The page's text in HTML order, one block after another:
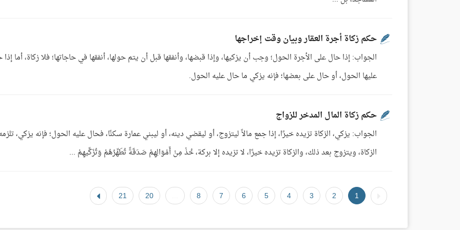
حكم زكاة أجرة العقار وبيان وقت إخراجها
الجواب: إذا حال على الأجرة الحول؛ وجب أن يزكيها، وإذا قبضها، وأنفقها قبل أن يتم حولها، أنفقها في حاجاتها؛ فلا زكاة، أما
عليها الحول، أو حال على بعضها؛ فإنه يزكي ما حال عليه الحول.
حكم زكاة المال المدخر للزواج
الجواب: يزكي، الزكاة تزيده خيرًا، إذا جمع مالاً ليتزوج، أو ليقضي دينه، أو ليبني عمارة سكنًا، فحال عليه الحول؛ فإنه يزكي،
الزكاة، ويتزوج بعد ذلك، والزكاة تزيده خيرًا، لا تزيده إلا بركة، خُذْ مِنْ أَمْوَالِهِمْ صَدَقَةً تُطَهِّرُهُمْ وَتُزَكِّيهِمْ ...
1
2
3
4
5
6
7
8
20
21